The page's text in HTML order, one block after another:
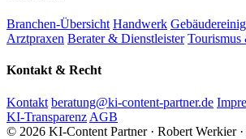
Branchen-Übersicht Handwerk
Arztpraxen Berater & Dienstleister Tourismus
Kontakt & Recht
Kontakt beratung@ki-content-partner.de
KI-Transparenz AGB
© 2026 KI-Content Partner · Robert Werkier